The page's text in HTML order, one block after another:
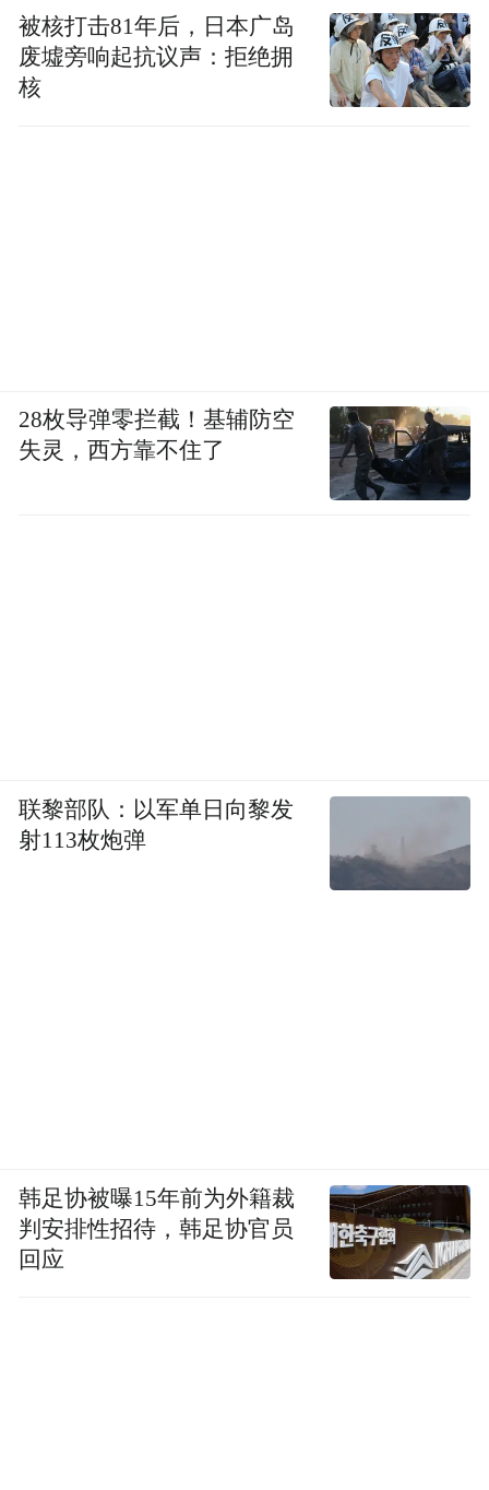
被核打击81年后，日本广岛
废墟旁响起抗议声：拒绝拥
核
28枚导弹零拦截！基辅防空
失灵，西方靠不住了
联黎部队：以军单日向黎发
射113枚炮弹
韩足协被曝15年前为外籍裁
判安排性招待，韩足协官员
回应